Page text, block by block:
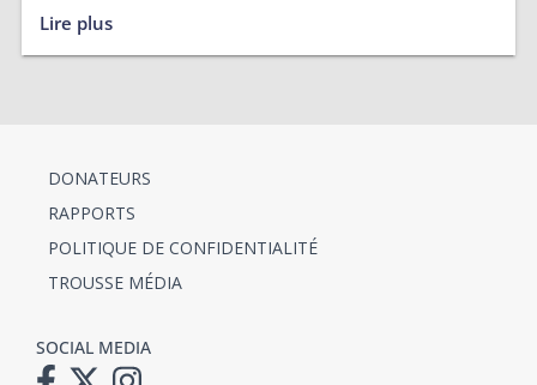
Lire plus
DONATEURS
RAPPORTS
POLITIQUE DE CONFIDENTIALITÉ
TROUSSE MÉDIA
SOCIAL MEDIA